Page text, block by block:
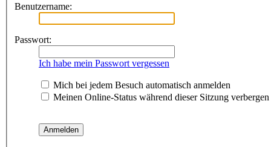
Benutzername:
Passwort:
Ich habe mein Passwort vergessen
Mich bei jedem Besuch automatisch anmelden
Meinen Online-Status während dieser Sitzung verbergen